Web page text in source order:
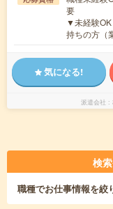
要
▼未経験
持ちの方（
気になる!
派遣会社
検
職種でお仕事情報を絞